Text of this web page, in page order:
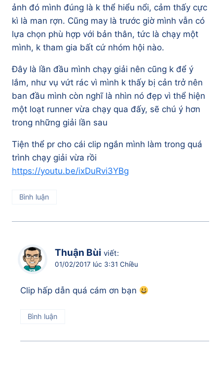
ảnh đó mình đúng là k thể hiểu nổi, cảm thấy cực
kì là man rợn. Cũng may là trước giờ mình vẫn có
lựa chọn phù hợp với bản thân, tức là chạy một
mình, k tham gia bất cứ nhóm hội nào.
Đây là lần đầu mình chạy giải nên cũng k để ý
lắm, như vụ vứt rác vì mình k thấy bị cản trở nên
ban đầu mình còn nghĩ là nhìn nó đẹp vì thể hiện
một loạt runner vừa chạy qua đấy, sẽ chú ý hơn
trong những giải lần sau
Tiện thể pr cho cái clip ngắn mình làm trong quá
trình chạy giải vừa rồi
https://youtu.be/ixDuRvi3YBg
Bình luận
Thuận Bùi viết:
01/02/2017 lúc 3:31 Chiều
Clip hấp dẫn quá cám ơn bạn
Bình luận